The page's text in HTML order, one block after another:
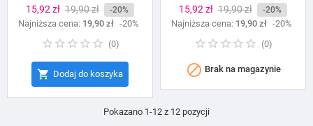
Cena
15,92 zł Cena
podstawowa
19,90 zł -20%
Najniższa cena: 19,90 zł -20%
(0)
 Dodaj do koszyka
Cena
15,92 zł Cena
podstawowa
19,90 zł -20%
Najniższa cena: 19,90 zł -20%
(0)
 Brak na magazynie
Pokazano 1-12 z 12 pozycji